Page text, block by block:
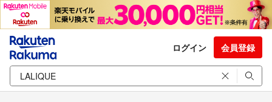
ログイン 会員登録